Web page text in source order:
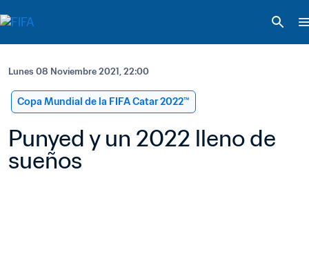
Lunes 08 Noviembre 2021, 22:00
Copa Mundial de la FIFA Catar 2022™
Punyed y un 2022 lleno de
sueños